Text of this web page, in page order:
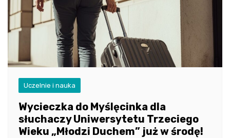
Uczelnie i nauka
Wycieczka do Myślęcinka dla
słuchaczy Uniwersytetu Trzeciego
Wieku „Młodzi Duchem” już w środę!